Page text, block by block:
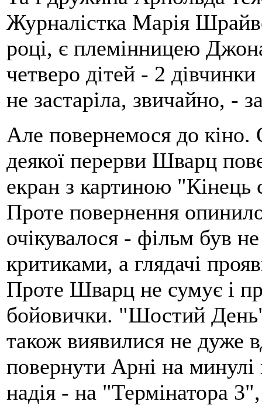
Журналістка Марія
році, є племінницею
четверо дітей - 2
не застаріла, звичайно, -
Але повернемося до кіно.
деякої перерви Шварц
екран з картиною
Проте повернення
очікувалося - фільм був
критиками, а глядачі
Проте Шварц не сумує і
бойовички. "Шостий
також виявилися не дуже
повернути Арні на
надія - на "Термінатора